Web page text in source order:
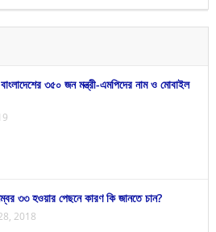
বাংলাদেশের ৩৫০ জন মন্ত্রী-এমপিদের নাম ও মোবাইল
৩৩ হওয়ার পেছনে কারণ কি জানতে চান?
2018